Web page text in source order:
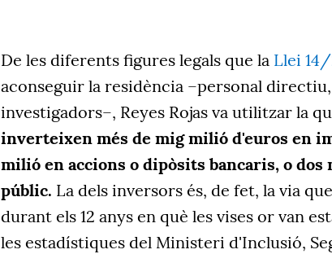
De les diferents figures legals que la Llei 14/
aconseguir la residència –personal
investigadors–, Reyes Rojas va utilitzar la
inverteixen més de mig milió d'euros en
milió en accions o dipòsits bancaris, o dos
públic. La dels inversors és, de fet, la via
durant els 12 anys en què les vises or van
les estadístiques del Ministeri d'Inclusió,